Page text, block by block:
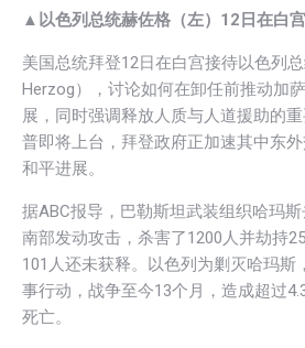
▲以色列总统赫佐格（左）12日在白宫
美国总统拜登12日在白宫接待以色列
Herzog），讨论如何在卸任前推动加
展，同时强调释放人质与人道援助的
普即将上台，拜登政府正加速其中东
和平进展。
据ABC报导，巴勒斯坦武装组织哈玛
南部发动攻击，杀害了1200人并劫持
101人还未获释。以色列为剿灭哈玛斯
事行动，战争至今13个月，造成超过
死亡。